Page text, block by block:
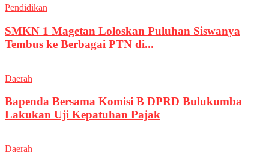
Pendidikan
SMKN 1 Magetan Loloskan Puluhan Siswanya
Tembus ke Berbagai PTN di...
Daerah
Bapenda Bersama Komisi B DPRD Bulukumba
Lakukan Uji Kepatuhan Pajak
Daerah